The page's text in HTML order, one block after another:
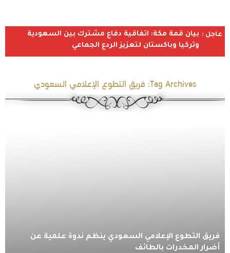
عاجل : بيان قمة مكة: اتفاقية دفاع مشترك بين السعودية
وتركيا وباكستان لتعزيز الردع الجماعي
Tag Archives: فريق التطوع الإعلامي السعودي
فريق التطوع الإعلامي السعودي ينظم ندوة علمية عن
أضرار المخدرات بالطائف